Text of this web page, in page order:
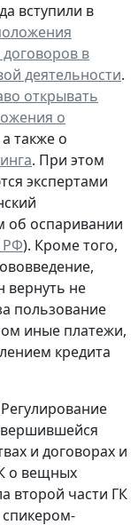
вступили в
в
деятельности.
открывать
о
а также о
. При этом
экспертами
об оспаривании
РФ). Кроме того,
вернуть не
пользование
иные платежи,
кредита
и договорах и
о вещных
второй части ГК